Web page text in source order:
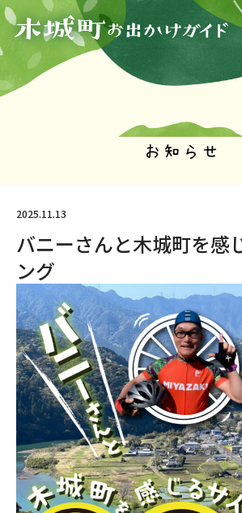
2025.11.13
バニーさんと木城町を感
ング